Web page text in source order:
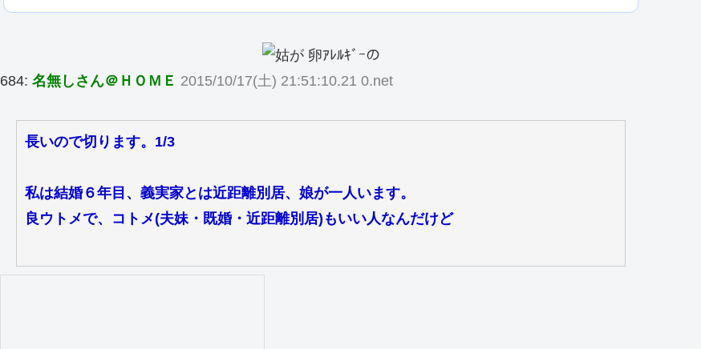
684: 名無しさん＠ＨＯＭＥ 2015/10/17(土) 21:51:10.21 0.net
長いので切ります。1/3
私は結婚６年目、義実家とは近距離別居、娘が一人います。
良ウトメで、コトメ(夫妹・既婚・近距離別居)もいい人なんだけど